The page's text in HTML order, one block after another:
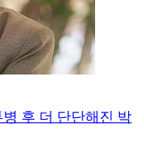
후 더 단단해진 박